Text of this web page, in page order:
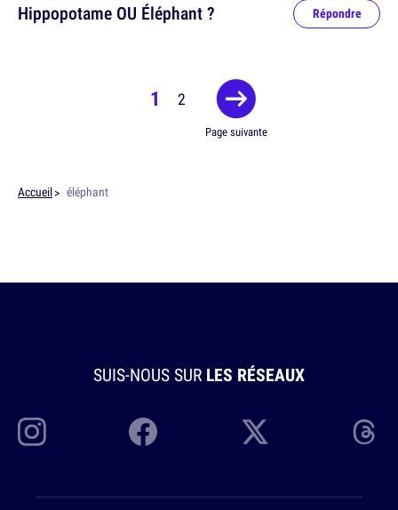
Hippopotame OU Éléphant ? Répondre
1 2
Page suivante
Accueil éléphant
SUIS-NOUS SUR LES RÉSEAUX